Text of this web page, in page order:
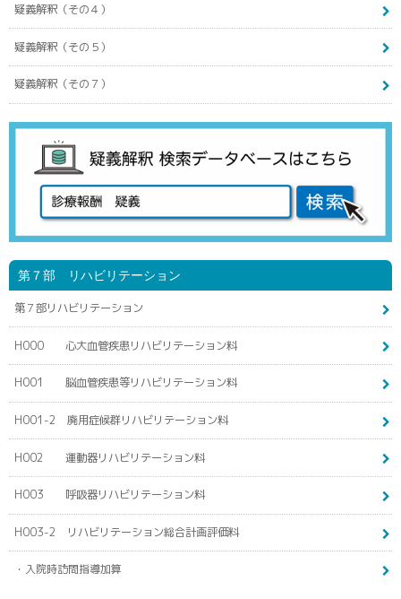
疑義解釈（その４）
疑義解釈（その５）
疑義解釈（その７）
第７部 リハビリテーション
第７部リハビリテーション
H000 心大血管疾患リハビリテーション料
H001 脳血管疾患等リハビリテーション料
H001-2 廃用症候群リハビリテーション料
H002 運動器リハビリテーション料
H003 呼吸器リハビリテーション料
H003-2 リハビリテーション総合計画評価料
・入院時訪問指導加算